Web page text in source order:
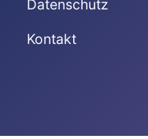
Datenschutz
Kontakt